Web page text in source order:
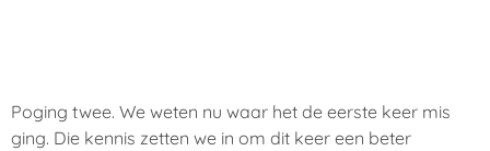
Poging twee. We weten nu waar het de eerste keer mis
ging. Die kennis zetten we in om dit keer een beter